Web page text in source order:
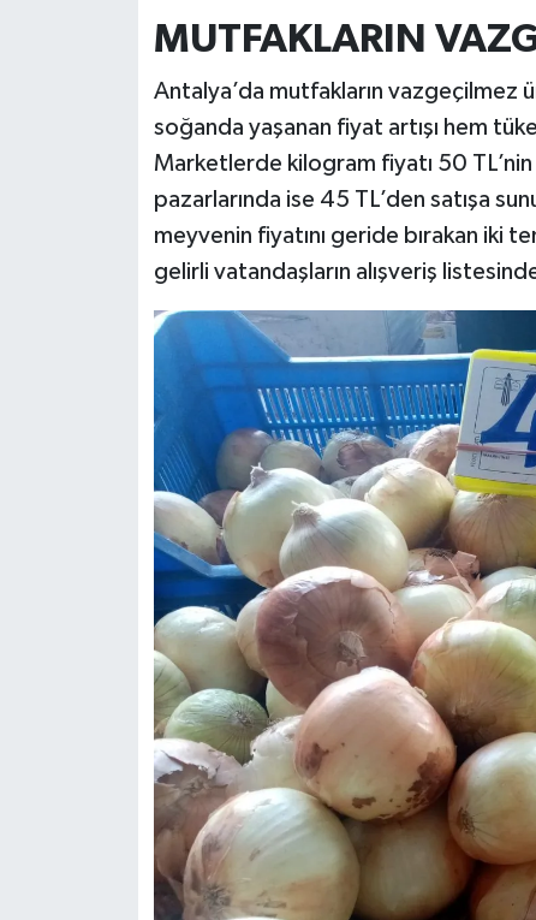
MUTFAKLARIN
Antalya’da mutfakların vazgeçilmez
soğanda yaşanan fiyat artışı hem
Marketlerde kilogram fiyatı 50
pazarlarında ise 45 TL’den satışa
meyvenin fiyatını geride bırakan iki
gelirli vatandaşların alışveriş